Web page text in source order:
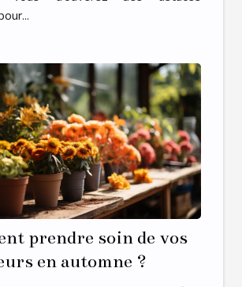
prendre soin de vos
en automne ?